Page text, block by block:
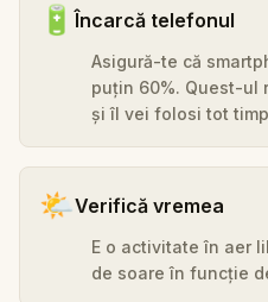
🔋Încarcă telefonul
Asigură-te că
puțin 60%. Quest-ul
și îl vei folosi tot
🌤️Verifică vremea
E o activitate în aer
de soare în funcție